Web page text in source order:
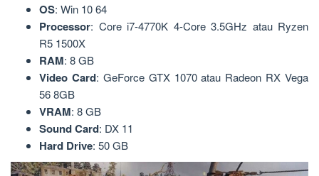
OS: Win 10 64
Processor: Core i7-4770K 4-Core 3.5GHz atau Ryzen
R5 1500X
RAM: 8 GB
Video Card: GeForce GTX 1070 atau Radeon RX Vega
56 8GB
VRAM: 8 GB
SoundCard: DX 11
Hard Drive: 50 GB